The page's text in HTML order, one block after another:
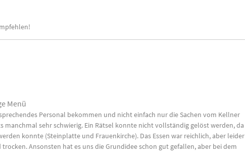
Menü
Personal bekommen und nicht einfach nur die Sachen vom Kellner
sehr schwierig. Ein Rätsel konnte nicht vollständig gelöst werden, da
konnte (Steinplatte und Frauenkirche). Das Essen war reichlich, aber leider
Ansonsten hat es uns die Grundidee schon gut gefallen, aber bei dem